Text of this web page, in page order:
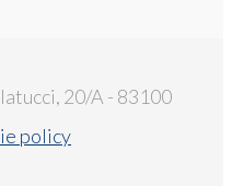
20/A - 83100
policy